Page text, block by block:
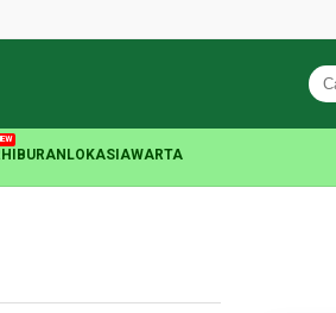
HIBURAN LOKASIAWARTA